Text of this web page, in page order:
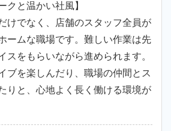
クと温かい社風】
けでなく、店舗のスタッフ全員が
ームな職場です。難しい作業は先
スをもらいながら進められます。
ブを楽しんだり、職場の仲間とス
りと、心地よく長く働ける環境が